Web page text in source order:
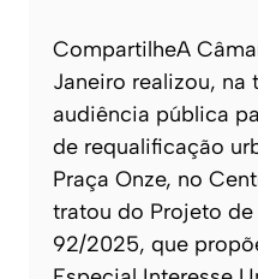
CompartilheA
Janeiro realizou, na
audiência pública
de requalificação
Praça Onze, no
tratou do Projeto
92/2025, que